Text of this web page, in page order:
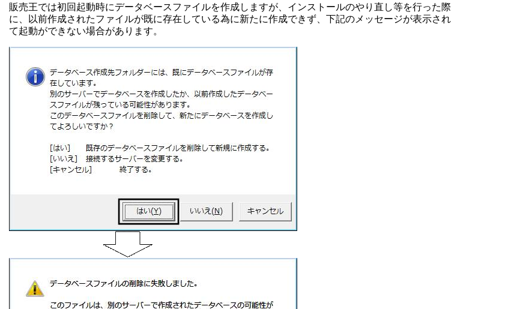
販売王では初回起動時にデータベースファイルを作成しますが、インストールのやり直し等を行った際
に、以前作成されたファイルが既に存在している為に新たに作成できず、下記のメッセージが表示され
て起動ができない場合があります。